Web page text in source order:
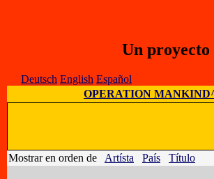
Un
Deutsch English Español
OPERATION
Mostrar en orden de Artísta País Título